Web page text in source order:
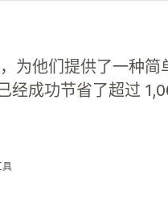
为他们提供了一种简
成功节省了超过
具